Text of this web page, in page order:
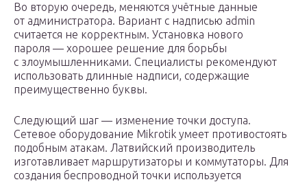
Во вторую очередь, меняются учётные данные
от администратора. Вариант с надписью admin
считается не корректным. Установка нового
пароля — хорошее решение для борьбы
с злоумышленниками. Специалисты рекомендуют
использовать длинные надписи, содержащие
преимущественно буквы.
Следующий шаг — изменение точки доступа.
Сетевое оборудование Mikrotik умеет противостоять
подобным атакам. Латвийский производитель
изготавливает маршрутизаторы и коммутаторы. Для
создания беспроводной точки используется